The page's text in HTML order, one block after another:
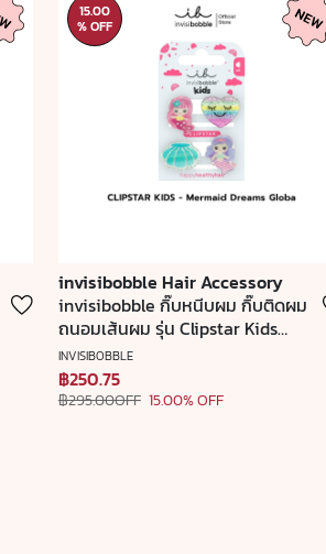
invisibobble Hair Accessory
invisibobble กิ๊บหนีบผม กิ๊บติดผม
ถนอมเส้นผม รุ่น Clipstar Kids
Mermaid Dreams Global ( 1 กล่อง
บรรจุ 4 ชิ้น)
INVISIBOBBLE
฿250.75
฿295.00OFF 15.00% OFF
15.00
% OFF